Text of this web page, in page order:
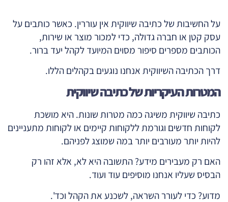
על החשיבות של כתיבה שיווקית אין עוררין. כאשר כותבים על
עסק קטן או חברה גדולה, כדי למכור מוצר או שירות,
הכותבים מספרים סיפור מסוים המיועד לקהל יעד ברור.
דרך הכתיבה השיווקית אנחנו נוגעים בקהלים הללו.
המטרות העיקריות של כתיבה שיווקית
כתיבה שיווקית משיגה כמה מטרות שונות. היא מושכת
לקוחות חדשים וגורמת ללקוחות קיימים או לקוחות מתעניינים
להיות יותר מעורבים יותר במה שמוצג לפניהם.
האם רק מעבירים מידע? התשובה היא לא, אלא זהו רק
הבסיס שעליו אנחנו מוסיפים עוד ועוד.
מדוע? כדי לעורר השראה, לשכנע את הקהל וכד'.